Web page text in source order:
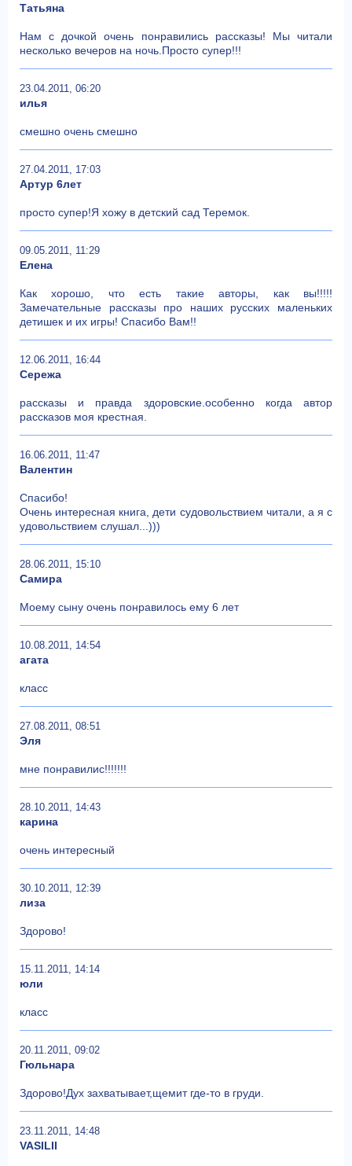
Татьяна
Нам с дочкой очень понравились рассказы! Мы читали
несколько вечеров на ночь.Просто супер!!!
23.04.2011, 06:20
илья
смешно очень смешно
27.04.2011, 17:03
Артур 6лет
просто супер!Я хожу в детский сад Теремок.
09.05.2011, 11:29
Елена
Как хорошо, что есть такие авторы, как вы!!!!!
Замечательные рассказы про наших русских маленьких
детишек и их игры! Спасибо Вам!!
12.06.2011, 16:44
Сережа
рассказы и правда здоровские.особенно когда автор
рассказов моя крестная.
16.06.2011, 11:47
Валентин
Спасибо!
Очень интересная книга, дети судовольствием читали, а я с
удовольствием слушал...)))
28.06.2011, 15:10
Самира
Моему сыну очень понравилось ему 6 лет
10.08.2011, 14:54
агата
класс
27.08.2011, 08:51
Эля
мне понравилис!!!!!!!
28.10.2011, 14:43
карина
очень интересный
30.10.2011, 12:39
лиза
Здорово!
15.11.2011, 14:14
юли
класс
20.11.2011, 09:02
Гюльнара
Здорово!Дух захватывает,щемит где-то в груди.
23.11.2011, 14:48
VASILII